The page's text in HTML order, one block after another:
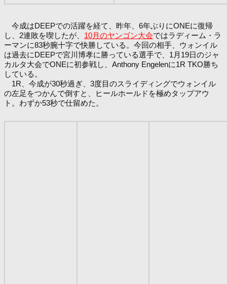
今成はDEEPでの活躍を経て、昨年、6年ぶりにONEに復帰
し、2連敗を喫したが、 10月のヤンゴン大会ではラディーム・ラ
ーマンに83秒腕十字で快勝している。今回の相手、ウォンイル
は過去にDEEPで宮川博孝に勝っている選手で、1月19日のジャ
カルタ大会でONEに初参戦し、Anthony Engelenに1R TKO勝ち
している。
1R、今成が30秒過ぎ、3度目のスライディングでウォンイル
の左足をつかんで倒すと、ヒールホールドを極めタップアウ
ト。わずか53秒で仕留めた。